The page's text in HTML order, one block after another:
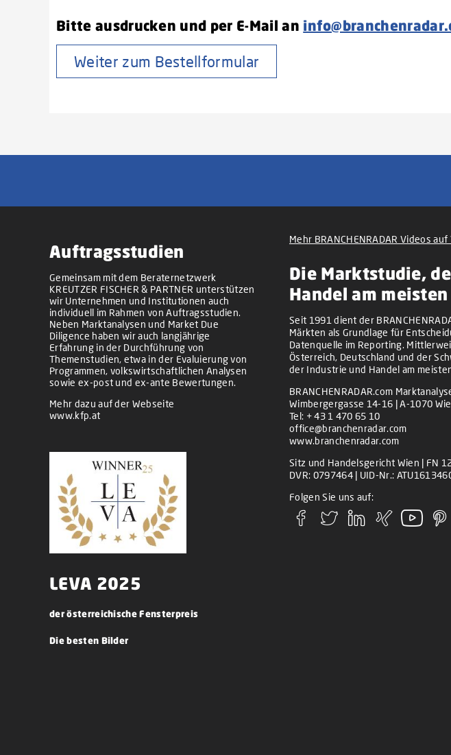
Bitte ausdrucken und per E-Mail an
Weiter zum Bestellformular
Auftragsstudien
Gemeinsam mit dem Beraternetzwerk
KREUTZER FISCHER & PARTNER unterstützen
wir Unternehmen und Institutionen auch
individuell im Rahmen von Auftragsstudien.
Neben Marktanalysen und Market Due
Diligence haben wir auch langjährige
Erfahrung in der Durchführung von
Themenstudien, etwa in der Evaluierung von
Programmen, volkswirtschaftlichen Analysen
sowie ex-post und ex-ante Bewertungen.
Mehr dazu auf der Webseite
www.kfp.at
LEVA 2025
der österreichische Fensterpreis
Die besten Bilder
Mehr BRANCHENRADAR Videos auf
Die Marktstudie,
Handel am
Seit 1991 dient der
Märkten als Grundlage für
Datenquelle im Reporting.
Österreich, Deutschland und der
der Industrie und Handel am
BRANCHENRADAR.com
Wimbergergasse 14-16 | A-1070
Tel: + 43 1 470 65 10
office@branchenradar.com
www.branchenradar.com
Sitz und Handelsgericht Wien | FN
DVR: 0797464 | UID-Nr.:
Folgen Sie uns auf: